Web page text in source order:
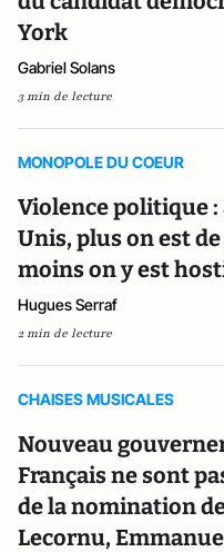
York
Gabriel Solans
3 min de lecture
MONOPOLE DU COEUR
Violence politique :
Unis, plus on est
moins on y est
Hugues Serraf
2 min de lecture
CHAISES MUSICALES
Nouveau
Français ne sont
de la nomination
Lecornu,